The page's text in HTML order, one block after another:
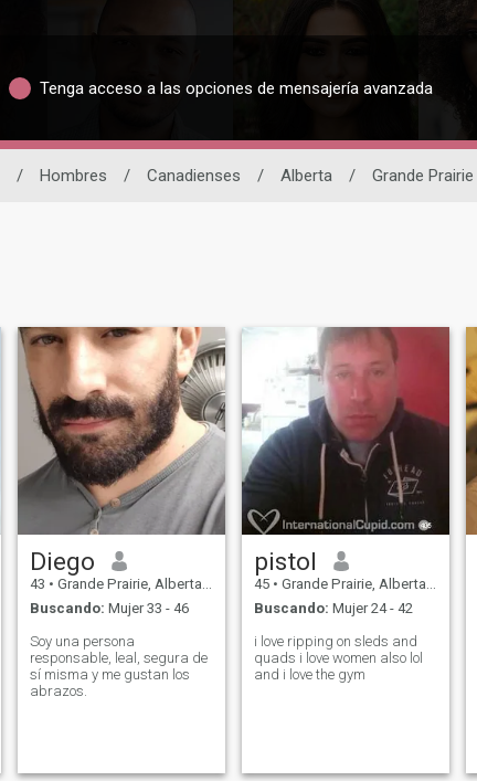
Tenga acceso a las opciones de mensajería avanzada
/ Hombres / Canadienses / Alberta / Grande Prairie
Diego
43 • Grande Prairie, Alberta, Canadá
Buscando: Mujer 33 - 46
Soy una persona
responsable, leal, segura de
sí misma y me gustan los
abrazos.
pistol
45 • Grande Prairie, Alberta, Canadá
Buscando: Mujer 24 - 42
i love ripping on sleds and
quads i love women also lol
and i love the gym